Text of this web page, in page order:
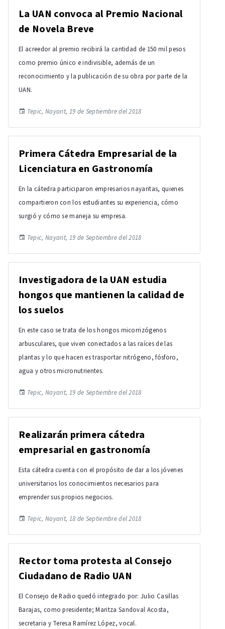
La UAN convoca al Premio Nacional
de Novela Breve
El acreedor al premio recibirá la cantidad de 150 mil pesos
como premio único e indivisible, además de un
reconocimiento y la publicación de su obra por parte de la
UAN.
Tepic, Nayarit, 19 de Septiembre del 2018
Primera Cátedra Empresarial de la
Licenciatura en Gastronomía
En la cátedra participaron empresarios nayaritas, quienes
compartieron con los estudiantes su experiencia, cómo
surgió y cómo se maneja su empresa.
Tepic, Nayarit, 19 de Septiembre del 2018
Investigadora de la UAN estudia
hongos que mantienen la calidad de
los suelos
En este caso se trata de los hongos micorrizógenos
arbusculares, que viven conectados a las raíces de las
plantas y lo que hacen es trasportar nitrógeno, fósforo,
agua y otros micronutrientes.
Tepic, Nayarit, 19 de Septiembre del 2018
Realizarán primera cátedra
empresarial en gastronomía
Esta cátedra cuenta con el propósito de dar a los jóvenes
universitarios los conocimientos necesarios para
emprender sus propios negocios.
Tepic, Nayarit, 18 de Septiembre del 2018
Rector toma protesta al Consejo
Ciudadano de Radio UAN
El Consejo de Radio quedó integrado por: Julio Casillas
Barajas, como presidente; Maritza Sandoval Acosta,
secretaria y Teresa Ramírez López, vocal.